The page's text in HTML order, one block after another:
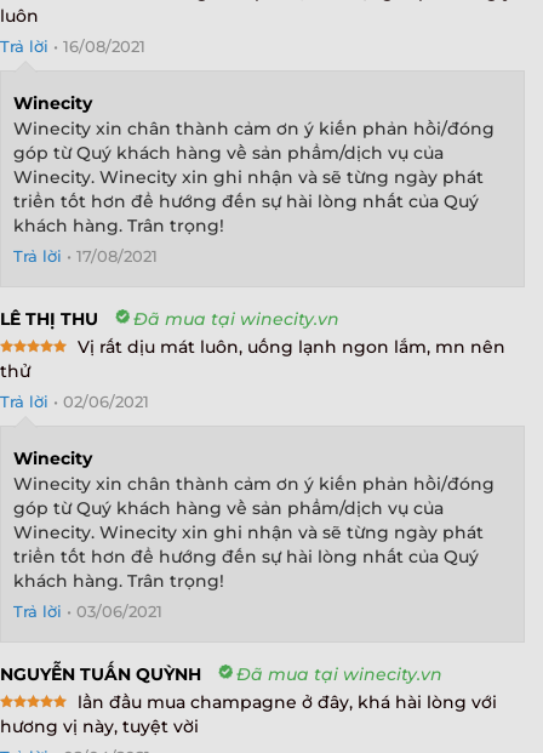
Rated
out of 5
luôn
Trả lời • 16/08/2021
Winecity
Winecity xin chân thành cảm ơn ý kiến phản hồi/đóng
góp từ Quý khách hàng về sản phẩm/dịch vụ của
Winecity. Winecity xin ghi nhận và sẽ từng ngày phát
triển tốt hơn để hướng đến sự hài lòng nhất của Quý
khách hàng. Trân trọng!
Trả lời • 17/08/2021
LÊ THỊ THU Đã mua tại winecity.vn
Rated
out of 5
Vị rất dịu mát luôn, uống lạnh ngon lắm, mn nên
thử
Trả lời • 02/06/2021
Winecity
Winecity xin chân thành cảm ơn ý kiến phản hồi/đóng
góp từ Quý khách hàng về sản phẩm/dịch vụ của
Winecity. Winecity xin ghi nhận và sẽ từng ngày phát
triển tốt hơn để hướng đến sự hài lòng nhất của Quý
khách hàng. Trân trọng!
Trả lời • 03/06/2021
NGUYỄN TUẤN QUỲNH Đã mua tại winecity.vn
Rated5
out of 5
lần đầu mua champagne ở đây, khá hài lòng với
hương vị này, tuyệt vời